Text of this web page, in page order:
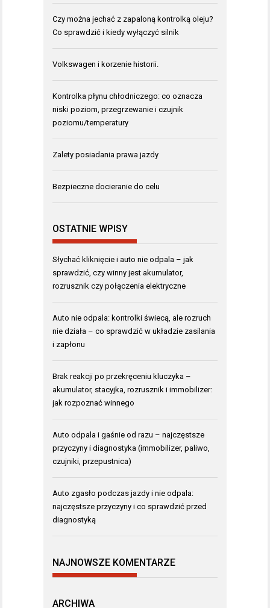
Czy można jechać z zapaloną kontrolką oleju?
Co sprawdzić i kiedy wyłączyć silnik
Volkswagen i korzenie historii.
Kontrolka płynu chłodniczego: co oznacza
niski poziom, przegrzewanie i czujnik
poziomu/temperatury
Zalety posiadania prawa jazdy
Bezpieczne docieranie do celu
OSTATNIE WPISY
Słychać kliknięcie i auto nie odpala – jak
sprawdzić, czy winny jest akumulator,
rozrusznik czy połączenia elektryczne
Auto nie odpala: kontrolki świecą, ale rozruch
nie działa – co sprawdzić w układzie zasilania
i zapłonu
Brak reakcji po przekręceniu kluczyka –
akumulator, stacyjka, rozrusznik i immobilizer:
jak rozpoznać winnego
Auto odpala i gaśnie od razu – najczęstsze
przyczyny i diagnostyka (immobilizer, paliwo,
czujniki, przepustnica)
Auto zgasło podczas jazdy i nie odpala:
najczęstsze przyczyny i co sprawdzić przed
diagnostyką
NAJNOWSZE KOMENTARZE
ARCHIWA